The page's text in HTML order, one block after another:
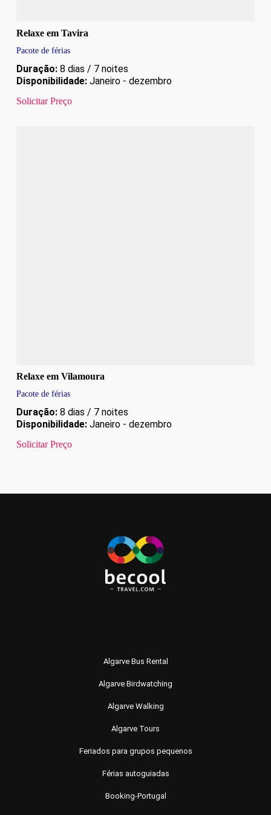
Relaxe em Tavira
Pacote de férias
Duração:8 dias / 7 noites
Disponibilidade:Janeiro - dezembro
Solicitar Preço
Relaxe em Vilamoura
Pacote de férias
Duração:8 dias / 7 noites
Disponibilidade:Janeiro - dezembro
Solicitar Preço
Algarve Bus Rental
Algarve Birdwatching
Algarve Walking
Algarve Tours
Feriados para grupos pequenos
Férias autoguiadas
Booking-Portugal